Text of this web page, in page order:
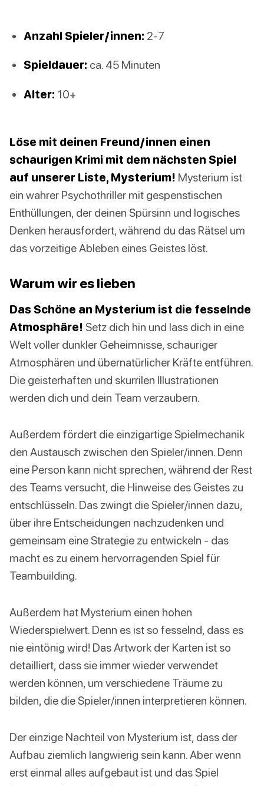
Anzahl Spieler/innen: 2-7
Spieldauer: ca. 45 Minuten
Alter: 10+
Löse mit deinen Freund/innen einen
schaurigen Krimi mit dem nächsten Spiel
auf unserer Liste, Mysterium! Mysterium ist
ein wahrer Psychothriller mit gespenstischen
Enthüllungen, der deinen Spürsinn und logisches
Denken herausfordert, während du das Rätsel um
das vorzeitige Ableben eines Geistes löst.
Warum wir es lieben
Das Schöne an Mysterium ist die fesselnde
Atmosphäre! Setz dich hin und lass dich in eine
Welt voller dunkler Geheimnisse, schauriger
Atmosphären und übernatürlicher Kräfte entführen.
Die geisterhaften und skurrilen Illustrationen
werden dich und dein Team verzaubern.
Außerdem fördert die einzigartige Spielmechanik
den Austausch zwischen den Spieler/innen. Denn
eine Person kann nicht sprechen, während der Rest
des Teams versucht, die Hinweise des Geistes zu
entschlüsseln. Das zwingt die Spieler/innen dazu,
über ihre Entscheidungen nachzudenken und
gemeinsam eine Strategie zu entwickeln - das
macht es zu einem hervorragenden Spiel für
Teambuilding.
Außerdem hat Mysterium einen hohen
Wiederspielwert. Denn es ist so fesselnd, dass es
nie eintönig wird! Das Artwork der Karten ist so
detailliert, dass sie immer wieder verwendet
werden können, um verschiedene Träume zu
bilden, die die Spieler/innen interpretieren können.
Der einzige Nachteil von Mysterium ist, dass der
Aufbau ziemlich langwierig sein kann. Aber wenn
erst einmal alles aufgebaut ist und das Spiel